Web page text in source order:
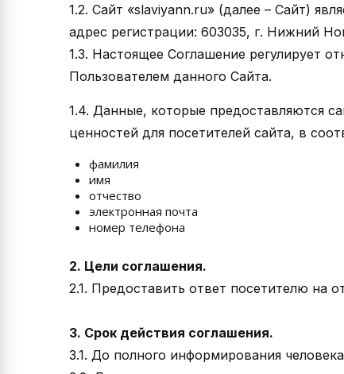
1.2. Сайт «slaviyann.ru» (далее – Сайт)
адрес регистрации: 603035, г. Нижний
1.3. Настоящее Соглашение регулирует
Пользователем данного Сайта.
1.4. Данные, которые предоставляются
ценностей для посетителей сайта, в
фамилия
имя
отчество
электронная почта
номер телефона
2. Цели соглашения.
2.1. Предоставить ответ посетителю на
3. Срок действия соглашения.
3.1. До полного информирования